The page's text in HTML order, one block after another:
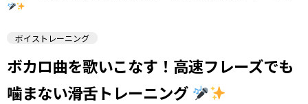
ボイストレーニング
ボカロ曲を歌いこなす！高速フレーズでも
噛まない滑舌トレーニング